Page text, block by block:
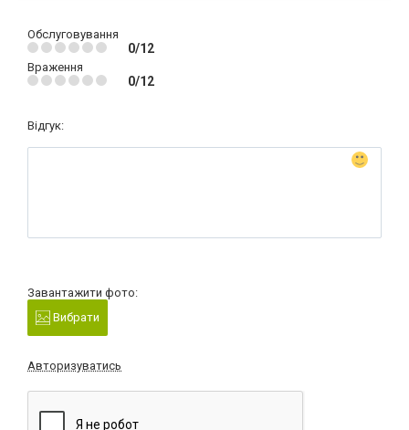
Обслуговування
0/12
Враження
0/12
Відгук:
Завантажити фото:
Вибрати
Авторизуватись